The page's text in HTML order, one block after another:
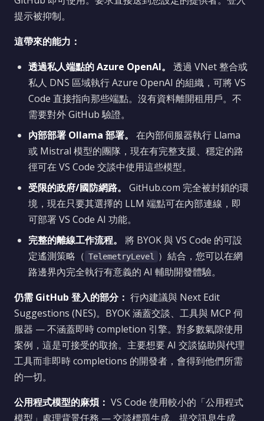
提示被抑制。
這帶來的能力：
透過私人端點的 Azure OpenAI。
透過 VNet 整合或
私人 DNS 區域執行 Azure OpenAI 的組織，可將 VS
Code 直接指向那些端點。沒有資料離開租用戶。不
需要對外 GitHub 驗證。
內部部署 Ollama 部署。
在內部伺服器執行 Llama
或 Mistral 模型的團隊，現在有完整支援、穩定的路
徑可在 VS Code 交談中使用這些模型。
受限的政府/國防網路。
GitHub.com 完全被封鎖的環
境，現在只要其選擇的 LLM 端點可在內部連線，即
可部署 VS Code AI 功能。
完整的離線工作流程。
將 BYOK 與 VS Code 的可設
定遙測策略（ TelemetryLevel
）結合，您可以在網
路邊界內完全執行有意義的 AI 輔助開發體驗。
仍需 GitHub 登入的部分： 行內建議與 Next Edit
Suggestions (NES)。BYOK 涵蓋交談、工具與 MCP 伺
服器 — 不涵蓋即時 completion 引擎。對多數氣隙使用
案例，這是可接受的取捨。主要想要 AI 交談協助與代理
工具而非即時 completions 的開發者，會得到他們所需
的一切。
公用程式模型的麻煩： VS Code 使用較小的「公用程式
模型」處理背景任務 — 交談標題生成、提交訊息生成、